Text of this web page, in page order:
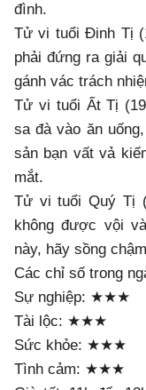
đình.
Tử vi tuổi Đinh Tị
phải đứng ra giải
gánh vác trách
Tử vi tuổi Ất Tị
sa đà vào ăn
sản bạn vất vả
mắt.
Tử vi tuổi Quý Tị
không được vội
này, hãy sồng
Các chỉ số trong
Sự nghiệp: ★★★
Tài lộc: ★★★
Sức khỏe: ★★★
Tình cảm: ★★★